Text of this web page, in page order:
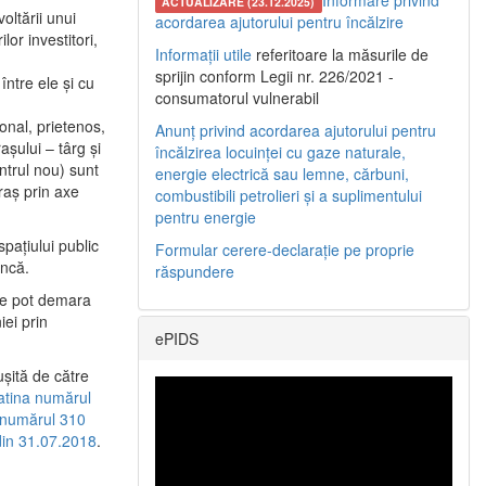
unui
investitori,
ele şi cu
prietenos,
– târg şi
nou) sunt
prin axe
public
pot demara
prin
de către
numărul
310
31.07.2018.
acordarea ajutorului pentru încălzire
Informații utile referitoare la măsurile de
sprijin conform Legii nr. 226/2021 -
consumatorul vulnerabil
Anunț privind acordarea ajutorului pentru
încălzirea locuinței cu gaze naturale,
energie electrică sau lemne, cărbuni,
combustibili petrolieri și a suplimentului
pentru energie
Formular cerere-declarație pe proprie
răspundere
ePIDS